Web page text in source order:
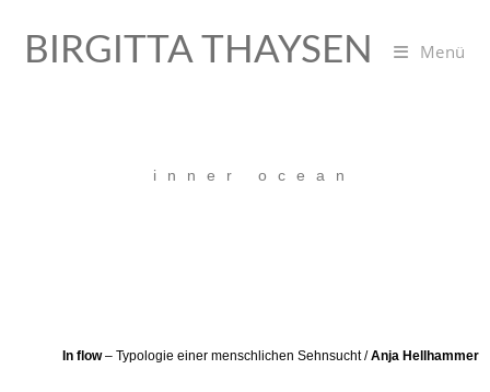
BIRGITTA THAYSEN Menü
inner ocean
In flow– Typologie einer menschlichen Sehnsucht /Anja Hellhammer